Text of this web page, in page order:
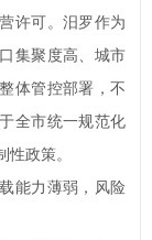
许可。汨罗作为
集聚度高、城市
体管控部署，不
全市统一规范化
政策。
能力薄弱，风险